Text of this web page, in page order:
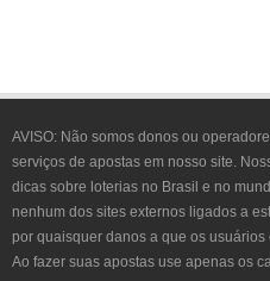
AVISO: Não somos donos ou
serviços de apostas em nosso site.
dicas sobre loterias no Brasil e no
nenhum dos sites externos ligados a
por quaisquer danos a que os
Ao fazer suas apostas use apenas os